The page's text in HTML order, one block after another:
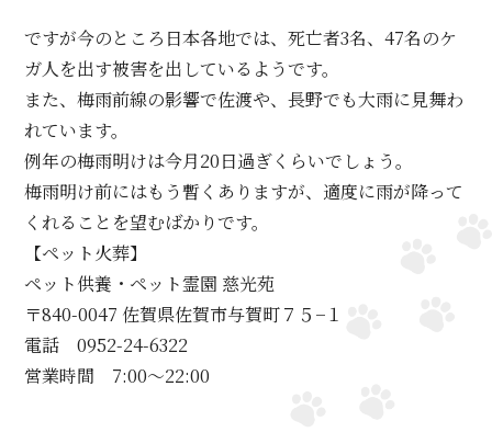
ですが今のところ日本各地では、死亡者3名、47名のケ
ガ人を出す被害を出しているようです。
また、梅雨前線の影響で佐渡や、長野でも大雨に見舞わ
れています。
例年の梅雨明けは今月20日過ぎくらいでしょう。
梅雨明け前にはもう暫くありますが、適度に雨が降って
くれることを望むばかりです。
【ペット火葬】
ペット供養・ペット霊園 慈光苑
〒840-0047 佐賀県佐賀市与賀町７５−１
電話 0952-24-6322
営業時間 7:00～22:00